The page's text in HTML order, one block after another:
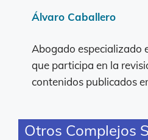
Álvaro Caballero
Abogado especializado
que participa en la
contenidos publicados
Otros Complejos